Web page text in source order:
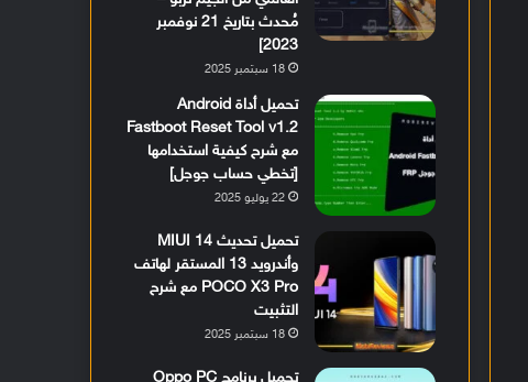
مُحدث بتاريخ 21 نوفمبر
2023]
18 سبتمبر 2025
تحميل أداة Android
Fastboot Reset Tool v1.2
مع شرح كيفية استخدامها
[تخطي حساب جوجل]
22 يوليو 2025
تحميل تحديث MIUI 14
وأندرويد 13 المستقر لهاتف
POCO X3 Pro مع شرح
التثبيت
18 سبتمبر 2025